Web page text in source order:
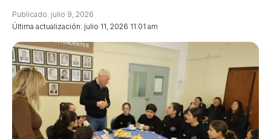
Última actualización: julio 11, 2026 11:01 am
Publicado: julio 9, 2026